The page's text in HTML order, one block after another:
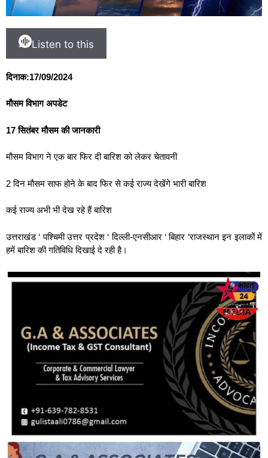
Listen to this
दिनाक:17/09/2024
मौसम विभाग अपडेट
17 सितंबर मौसम की जानकारी
मौसम विभाग ने एक बार फिर दी बारिश को लेकर चेतावनी
2 दिन मौसम साफ होने के बाद फिर से कई राज्य देखेंगे भारी बारिश
कई राज्य अभी भी देख रहे हैं बारिश
उत्तराखंड ‘ पश्चिमी उत्तर प्रदेश ‘ दिल्ली-एनसीआर ‘ बिहार ‘राजस्थान इन इलाकों में
हमें बारिश की गतिविधि दिखाई दे रही है।